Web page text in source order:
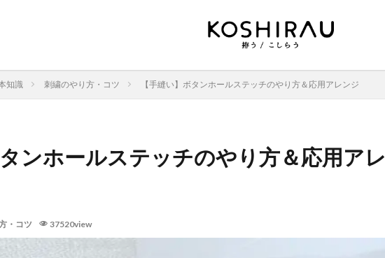
知識 刺繍のやり方・コツ 【手縫い】ボタンホールステッチのやり方＆応用アレンジ
タンホールステッチのやり方＆応用アレ
・コツ 37520view